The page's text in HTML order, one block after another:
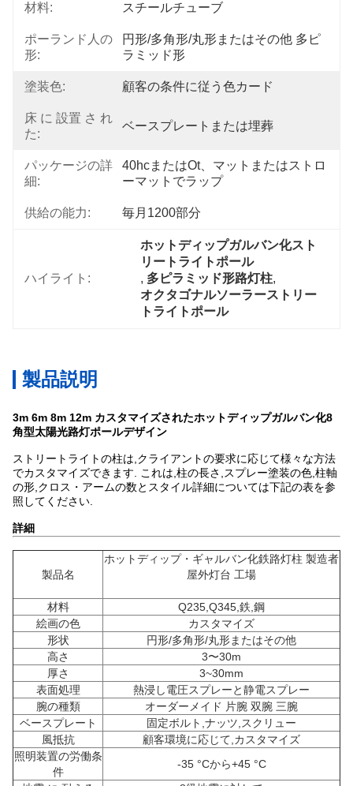
材料: スチールチューブ
ポーランド人の
形:
円形/多角形/丸形またはその他 多ピ
ラミッド形
塗装色: 顧客の条件に従う色カード
床 に 設置 さ れ
た:
ベースプレートまたは埋葬
パッケージの詳
細:
40hcまたはot、マットまたはストロ
ーマットでラップ
供給の能力: 毎月1200部分
ハイライト:
ホットディップガルバン化スト
リートライトポール
, 多ピラミッド形路灯柱,
オクタゴナルソーラーストリー
トライトポール
製品説明
3m 6m 8m 12m カスタマイズされたホットディップガルバン化8
角型太陽光路灯ポールデザイン
ストリートライトの柱は,クライアントの要求に応じて様々な方法
でカスタマイズできます. これは,柱の長さ,スプレー塗装の色,柱軸
の形,クロス・アームの数とスタイル詳細については下記の表を参
照してください.
詳細
製品名
ホットディップ・ギャルバン化鉄路灯柱 製造者
屋外灯台 工場
材料
Q235,Q345,鉄,鋼
絵画の色
カスタマイズ
形状
円形/多角形/丸形またはその他
高さ
3〜30m
厚さ
3~30mm
表面処理
熱浸し電圧スプレーと静電スプレー
腕の種類
オーダーメイド 片腕 双腕 三腕
ベースプレート
固定ボルト,ナッツ,スクリュー
風抵抗
顧客環境に応じて,カスタマイズ
照明装置の労働条
件
-35 °Cから+45 °C